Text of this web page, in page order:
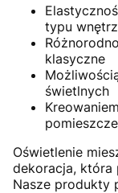
typu
klasyczne
świetlnych
Oświetlenie
dekoracja, która
Nasze produkty